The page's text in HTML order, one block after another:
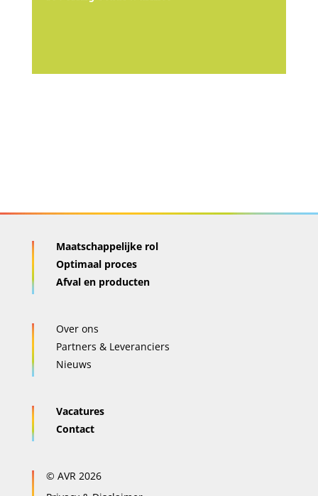
Maatschappelijke rol
Optimaal proces
Afval en producten
Over ons
Partners & Leveranciers
Nieuws
Vacatures
Contact
© AVR 2026